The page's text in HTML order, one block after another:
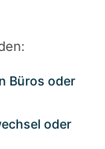
Büros oder
oder